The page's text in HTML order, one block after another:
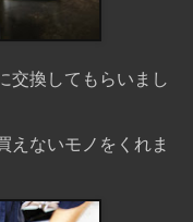
交換してもらいまし
えないモノをくれま